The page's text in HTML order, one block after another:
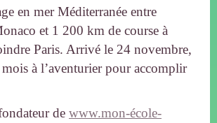
en mer Méditerranée entre
et 1 200 km de course à
Paris. Arrivé le 24 novembre,
à l’aventurier pour accomplir
de www.mon-école-